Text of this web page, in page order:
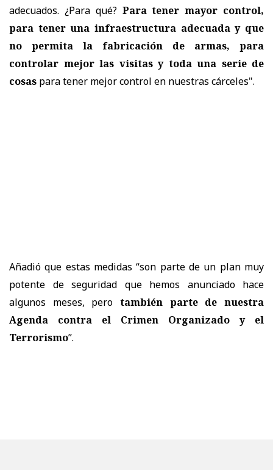
adecuados. ¿Para qué? Para tener mayor control,
para tener una infraestructura adecuada y que
no permita la fabricación de armas, para
controlar mejor las visitas y toda una serie de
cosas para tener mejor control en nuestras cárceles".
Añadió que estas medidas “son parte de un plan muy
potente de seguridad que hemos anunciado hace
algunos meses, pero también parte de nuestra
Agenda contra el Crimen Organizado y el
Terrorismo”.